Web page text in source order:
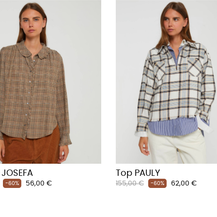
-60% Prix
56,00 €
Top PAULY
Prix
155,00 € -60% Prix
62,00 €